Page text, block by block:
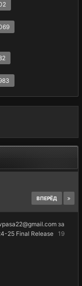
ВПЕРЁД
за
25 Final Release
19